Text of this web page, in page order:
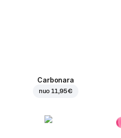
Carbonara
nuo11,95 €